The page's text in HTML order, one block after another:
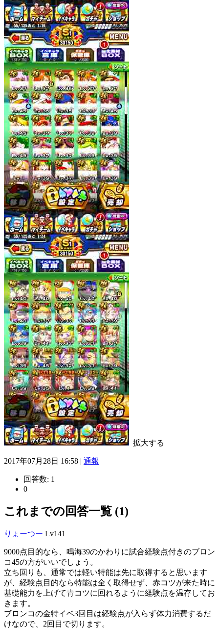
拡大する
2017年07月28日 16:58 | 通報
回答数: 1
0
これまでの回答一覧 (1)
りょーつー Lv141
9000点目的なら、鳴海39のかわりに試合経験点付きのブロン
コ45の方がいいでしょう。
立ち回りも、通常では軽い特能は先に取得すると思います
が、経験点目的なら特能は全く取得せず、赤コツが来た時に
基礎能力を上げて青コツに回れるように経験点を温存してお
きます。
ブロンコの金特イベ3回目は経験点が入らず体力消費するだ
けなので、2回目で切ります。